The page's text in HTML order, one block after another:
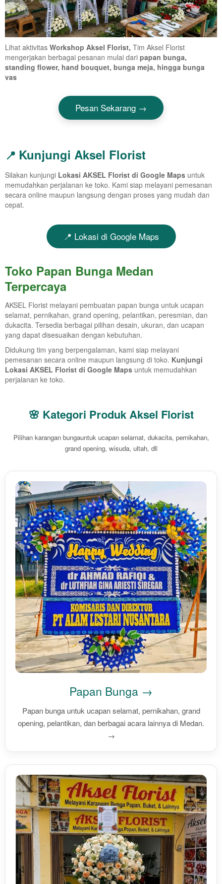
Lihat aktivitas Workshop Aksel Florist, Tim Aksel Florist
mengerjakan berbagai pesanan mulai dari papan bunga,
standing flower, hand bouquet, bunga meja, hingga bunga
vas
Pesan Sekarang →
📍 Kunjungi Aksel Florist
Silakan kunjungi Lokasi AKSEL Florist di Google Maps untuk
memudahkan perjalanan ke toko. Kami siap melayani pemesanan
secara online maupun langsung dengan proses yang mudah dan
cepat.
📍 Lokasi di Google Maps
Toko Papan Bunga Medan
Terpercaya
AKSEL Florist melayani pembuatan papan bunga untuk ucapan
selamat, pernikahan, grand opening, pelantikan, peresmian, dan
dukacita. Tersedia berbagai pilihan desain, ukuran, dan ucapan
yang dapat disesuaikan dengan kebutuhan.
Didukung tim yang berpengalaman, kami siap melayani
pemesanan secara online maupun langsung di toko. Kunjungi
Lokasi AKSEL Florist di Google Maps untuk memudahkan
perjalanan ke toko.
🌸 Kategori Produk Aksel Florist
Pilihan karangan bungauntuk ucapan selamat, dukacita, pernikahan,
grand opening, wisuda, ultah, dll
Papan Bunga →
Papan bunga untuk ucapan selamat, pernikahan, grand
opening, pelantikan, dan berbagai acara lainnya di Medan.
→